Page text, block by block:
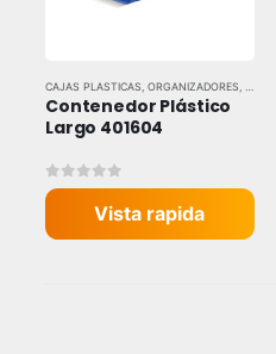
CAJAS PLASTICAS ORGANIZADORES
Contenedor Plástico
Largo 401604
0out of 5
Vista rapida